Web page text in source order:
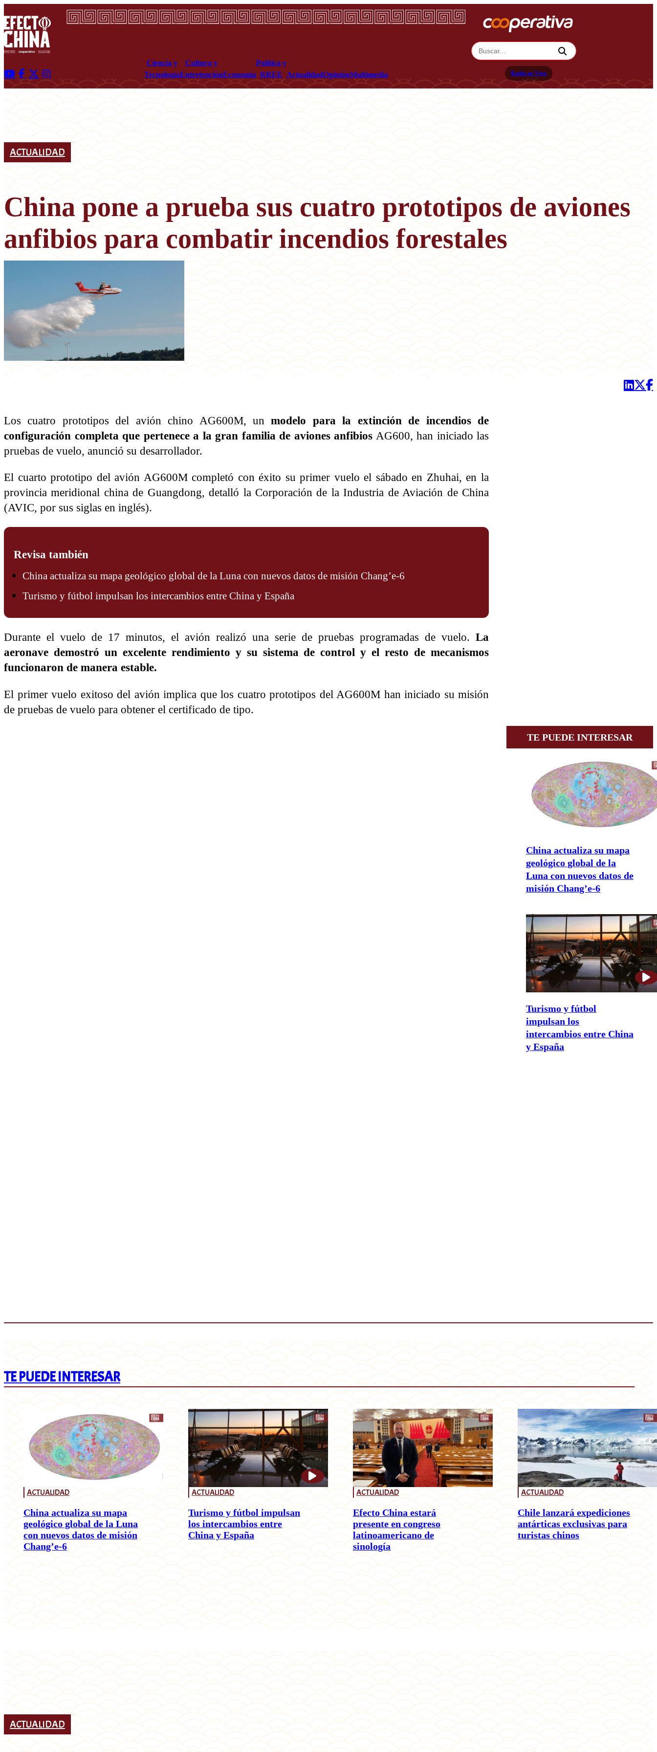
Ciencia y
Tecnología
Cultura y
EntretenciónEconomía
Política y
RREE ActualidadOpiniónMultimedia Radio en Vivo
ACTUALIDAD
China pone a prueba sus cuatro prototipos de aviones
anfibios para combatir incendios forestales
Los cuatro prototipos del avión chino AG600M, unmodelo para la extinción de incendios de
configuración completa que pertenece a la gran familia de aviones anfibios AG600, han iniciado las
pruebas de vuelo, anunció su desarrollador.
El cuarto prototipo del avión AG600M completó con éxito su primer vuelo el sábado en Zhuhai, en la
provincia meridional china de Guangdong, detalló la Corporación de la Industria de Aviación de China
(AVIC, por sus siglas en inglés).
Revisa también
China actualiza su mapa geológico global de la Luna con nuevos datos de misión Chang’e-6
Turismo y fútbol impulsan los intercambios entre China y España
Durante el vuelo de 17 minutos, el avión realizó una serie de pruebas programadas de vuelo. La
aeronave demostró un excelente rendimiento y su sistema de control y el resto de mecanismos
funcionaron de manera estable.
El primer vuelo exitoso del avión implica que los cuatro prototipos del AG600M han iniciado su misión
de pruebas de vuelo para obtener el certificado de tipo.
TE PUEDE INTERESAR
China actualiza su mapa
geológico global de la
Luna con nuevos datos de
misión Chang’e-6
Turismo y fútbol
impulsan los
intercambios entre China
y España
TE PUEDE INTERESAR
ACTUALIDAD
China actualiza su mapa
geológico global de la Luna
con nuevos datos de misión
Chang’e-6
ACTUALIDAD
Turismo y fútbol impulsan
los intercambios entre
China y España
ACTUALIDAD
Efecto China estará
presente en congreso
latinoamericano de
sinología
ACTUALIDAD
Chile lanzará expediciones
antárticas exclusivas para
turistas chinos
ACTUALIDAD